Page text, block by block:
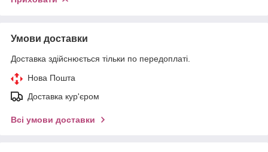
Умови доставки
Доставка здійснюється тільки по передоплаті.
Нова Пошта
Доставка кур'єром
Всі умови доставки